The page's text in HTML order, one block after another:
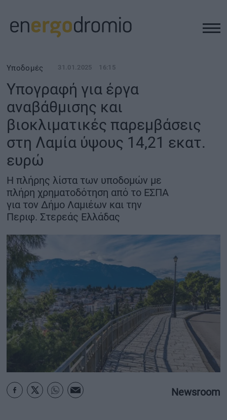
ΥΠΟΔΟΜΕΣ
REAL ESTATE
ΠΕΡΙΒΑΛΛΟΝ
ΕΝΕΡΓΕΙΑ
ΜΕΤΑΦΟΡΕΣ - ΗΛΕΚΤΡΟΚΙΝΗΣΗ
ΨΗΦΙΑΚΟΣ ΚΟΣΜΟΣ
ΟΙΚΟΝΟΜΙΑ - ΕΠΙΧΕΙΡΗΣΕΙΣ
MY PROPERTY
ΚΑΡΑΜΠΟΛΕΣ
ΟΡΟΙ ΧΡΗΣΗΣ
ΕΠΙΚΟΙΝΩΝΙΑ
Υποδομές 31.01.2025 16:15
Υπογραφή για έργα
αναβάθμισης και
βιοκλιματικές παρεμβάσεις
στη Λαμία ύψους 14,21 εκατ.
ευρώ
Η πλήρης λίστα των υποδομών με
πλήρη χρηματοδότηση από το ΕΣΠΑ
για τον Δήμο Λαμιέων και την
Περιφ. Στερεάς Ελλάδας
Newsroom